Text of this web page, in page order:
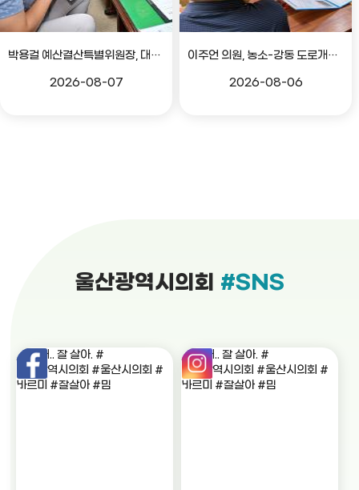
박용걸 예산결산특별위원장, 대공원로 확장공사 현안점검 간담회
2026-08-07
이주언 의원, 농소-강동 도로개설 민원 현장 점검
2026-08-06
울산광역시의회 #SNS